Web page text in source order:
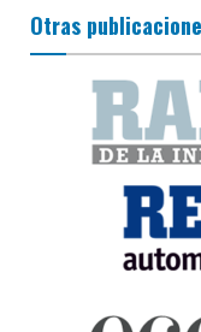
Otras